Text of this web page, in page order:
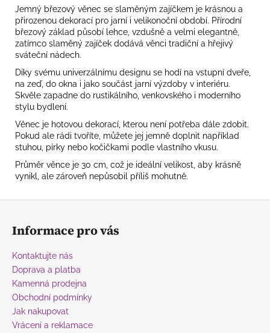
Jemný březový věnec se slaměným zajíčkem je krásnou a
přirozenou dekorací pro jarní i velikonoční období. Přírodní
březový základ působí lehce, vzdušně a velmi elegantně,
zatímco slaměný zajíček dodává věnci tradiční a hřejivý
sváteční nádech.
Díky svému univerzálnímu designu se hodí na vstupní dveře,
na zeď, do okna i jako součást jarní výzdoby v interiéru.
Skvěle zapadne do rustikálního, venkovského i moderního
stylu bydlení.
Věnec je hotovou dekorací, kterou není potřeba dále zdobit.
Pokud ale rádi tvoříte, můžete jej jemně doplnit například
stuhou, pírky nebo kočičkami podle vlastního vkusu.
Průměr věnce je 30 cm, což je ideální velikost, aby krásně
vynikl, ale zároveň nepůsobil příliš mohutně.
Z
Informace pro vás
Kontaktujte nás
Doprava a platba
Kamenná prodejna
Obchodní podmínky
Jak nakupovat
Vrácení a reklamace